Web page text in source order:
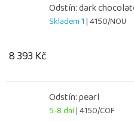
Odstín: dark
Skladem 1| 4150/NOU
8 393 Kč
Odstín: pearl
5-8 dní| 4150/COF